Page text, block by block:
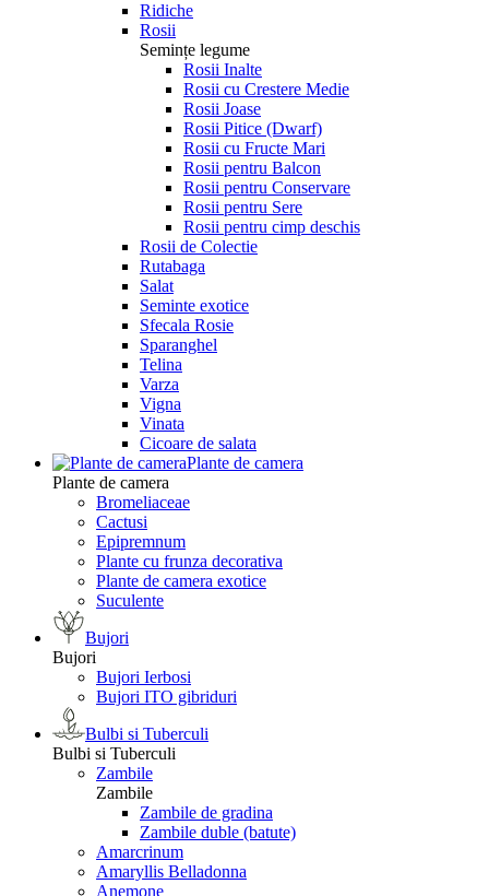
Ridiche
Rosii
Semințe legume
Rosii Inalte
Rosii cu Crestere Medie
Rosii Joase
Rosii Pitice (Dwarf)
Rosii cu Fructe Mari
Rosii pentru Balcon
Rosii pentru Conservare
Rosii pentru Sere
Rosii pentru cimp deschis
Rosii de Colectie
Rutabaga
Salat
Seminte exotice
Sfecala Rosie
Sparanghel
Telina
Varza
Vigna
Vinata
Сicoare de salata
Plante de camera
Plante de camera
Bromeliaceae
Cactusi
Epipremnum
Plante cu frunza decorativa
Plante de camera exotice
Suculente
Bujori
Bujori
Bujori Ierbosi
Bujori ITO gibriduri
Bulbi si Tuberculi
Bulbi si Tuberculi
Zambile
Zambile
Zambile de gradina
Zambile duble (batute)
Amarcrinum
Amaryllis Belladonna
Anemone